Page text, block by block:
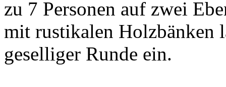
zu 7 Personen auf zwei
mit rustikalen Holzbänken
geselliger Runde ein.